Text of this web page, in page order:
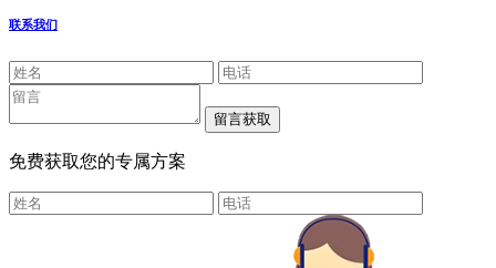
联系我们
免费获取您的专属方案